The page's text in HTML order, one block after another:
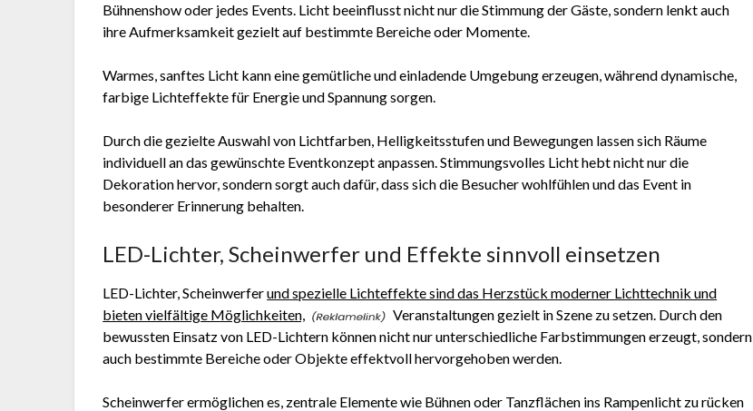
Bühnenshow oder jedes Events. Licht beeinflusst nicht nur die Stimmung der Gäste, sondern lenkt auch
ihre Aufmerksamkeit gezielt auf bestimmte Bereiche oder Momente.
Warmes, sanftes Licht kann eine gemütliche und einladende Umgebung erzeugen, während dynamische,
farbige Lichteffekte für Energie und Spannung sorgen.
Durch die gezielte Auswahl von Lichtfarben, Helligkeitsstufen und Bewegungen lassen sich Räume
individuell an das gewünschte Eventkonzept anpassen. Stimmungsvolles Licht hebt nicht nur die
Dekoration hervor, sondern sorgt auch dafür, dass sich die Besucher wohlfühlen und das Event in
besonderer Erinnerung behalten.
LED-Lichter, Scheinwerfer und Effekte sinnvoll einsetzen
LED-Lichter, Scheinwerferund spezielle Lichteffekte sind das Herzstück moderner Lichttechnik und
bieten vielfältige Möglichkeiten,
Veranstaltungen gezielt in Szene zu setzen. Durch den
bewussten Einsatz von LED-Lichtern können nicht nur unterschiedliche Farbstimmungen erzeugt, sondern
auch bestimmte Bereiche oder Objekte effektvoll hervorgehoben werden.
Scheinwerfer ermöglichen es, zentrale Elemente wie Bühnen oder Tanzflächen ins Rampenlicht zu rücken